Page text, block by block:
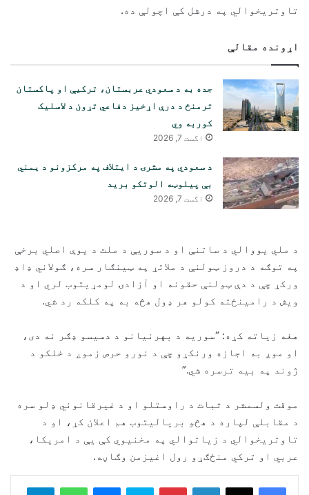
تاوتریخوالي په درشل کې اچولې ده.
اړونده مقالې
جده به د سعودي عربستان، ترکیې او پاکستان
ترمنځ د درې اړخیز دفاعي تړون د لاسلیک
کوربه وي
اگست 7, 2026
د سعودي په مشرۍ د ایتلاف په مرکزونو د یمني
بې پیلوټه الوتکو برید
اگست 7, 2026
د ملي یووالي د ساتنې او د سوریې د ملت د یوې اصلي برخې
په توګه د دروز ټولنې د ملاتړ په ټینګار سره، ګولاني ډاډ
ورکړ چې د دې ټولنې حقونه او آزادۍ لومړیتوب لري او د
ویش د رامینځته کولو هر ډول هڅه به په کلکه رد شي.
هغه زیاته کړه: “سوریه د بهرنیانو د دسیسو ډګر نه دی،
او موږ به اجازه ورنکړو چې د نورو حرص زموږ د خلکو د
ژوند په بیه ترسره شي.”
موقت ولسمشر د ثبات د راوستلو او د غیرقانوني ډلو سره
د مقابلې لپاره د هڅو بریالیتوب هم اعلان کړ، او د
تاوتریخوالي د زیاتوالي په مخنیوي کې یې د امریکا،
عربي او ترکي منځګړو رول اغیزمن وګاڼه.
LinkedIn
Pinterest
Skype
Messenger
WhatsApp